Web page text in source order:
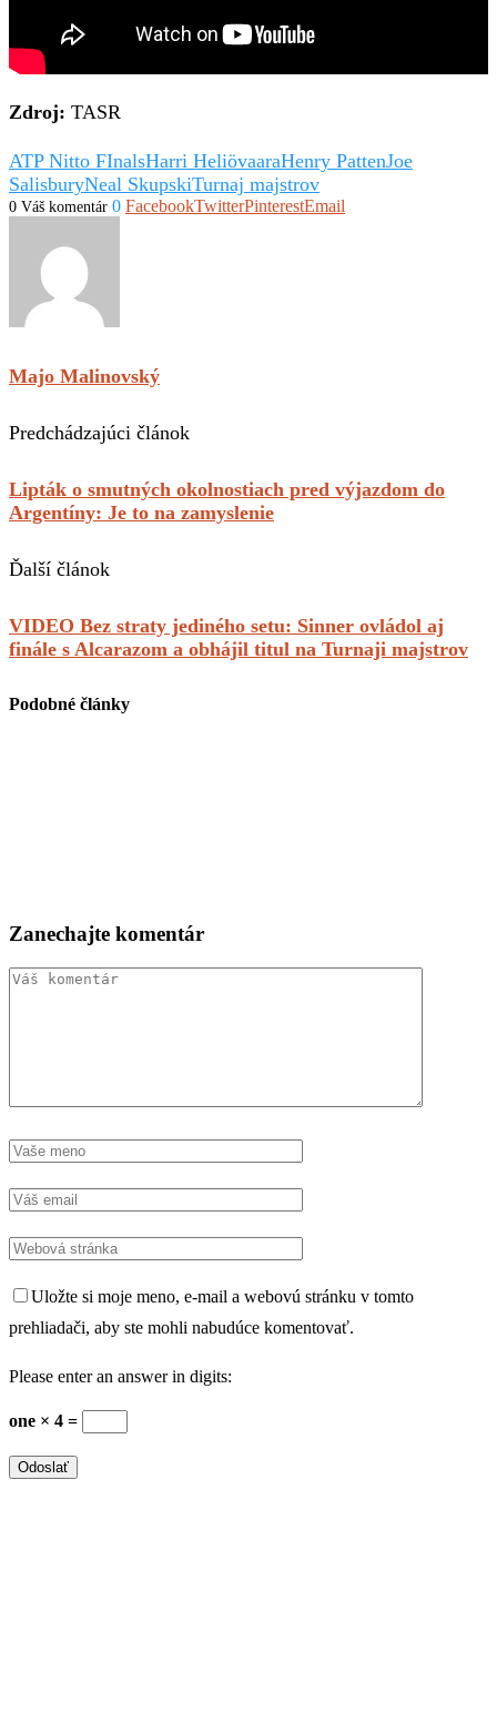
Zdroj: TASR
ATP Nitto FInalsHarri HeliövaaraHenry PattenJoe
SalisburyNeal SkupskiTurnaj majstrov
0 Váš komentár 0 FacebookTwitterPinterestEmail
Majo Malinovský
Predchádzajúci článok
Lipták o smutných okolnostiach pred výjazdom do
Argentíny: Je to na zamyslenie
Ďalší článok
VIDEO Bez straty jediného setu: Sinner ovládol aj
finále s Alcarazom a obhájil titul na Turnaji majstrov
Podobné články
Zanechajte komentár
Uložte si moje meno, e-mail a webovú stránku v tomto
prehliadači, aby ste mohli nabudúce komentovať.
Please enter an answer in digits:
one × 4 =